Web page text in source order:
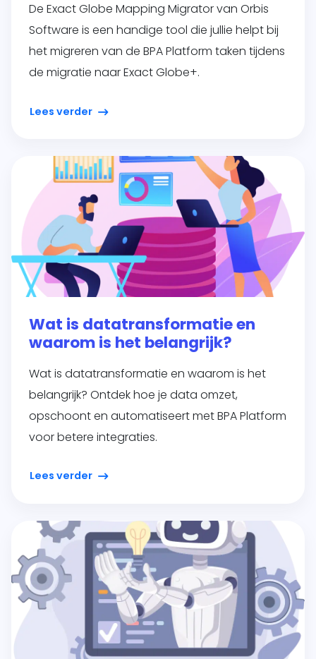
De Exact Globe Mapping Migrator van Orbis
Software is een handige tool die jullie helpt bij
het migreren van de BPA Platform taken tijdens
de migratie naar Exact Globe+.
Lees verder
Wat is datatransformatie en
waarom is het belangrijk?
Wat is datatransformatie en waarom is het
belangrijk? Ontdek hoe je data omzet,
opschoont en automatiseert met BPA Platform
voor betere integraties.
Lees verder